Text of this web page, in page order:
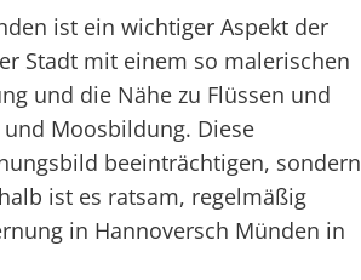
ist ein wichtiger Aspekt der
Stadt mit einem so malerischen
und die Nähe zu Flüssen und
Moosbildung. Diese
beeinträchtigen, sondern
ist es ratsam, regelmäßig
in Hannoversch Münden in